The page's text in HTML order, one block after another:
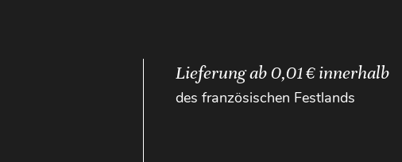
Lieferung ab 0,01 € innerhalb
des französischen Festlands